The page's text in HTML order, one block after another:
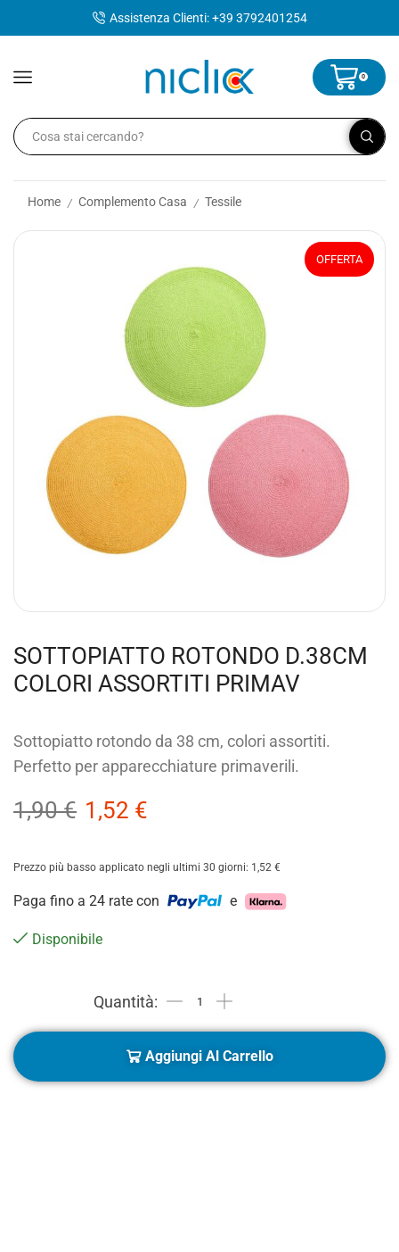
Assistenza Clienti: +39 3792401254
0
Home / Complemento Casa / Tessile
OFFERTA
SOTTOPIATTO ROTONDO D.38CM
COLORI ASSORTITI PRIMAV
Sottopiatto rotondo da 38 cm, colori assortiti.
Perfetto per apparecchiature primaverili.
1,90€ 1,52 €
Prezzo più basso applicato negli ultimi 30 giorni: 1,52 €
Paga fino a 24 rate con e
Disponibile
Aggiungi Al Carrello